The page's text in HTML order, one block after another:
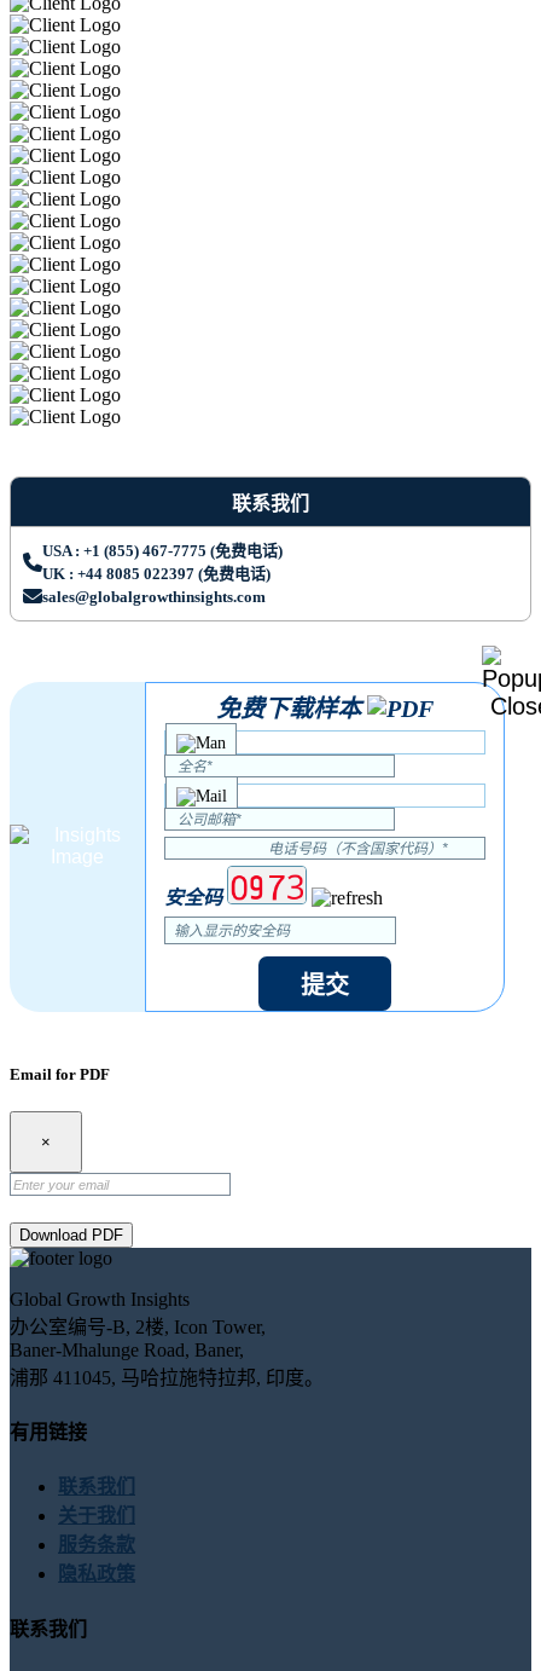
联系我们
USA : +1 (855) 467-7775 (免费电话)
UK : +44 8085 022397 (免费电话)
sales@globalgrowthinsights.com
免费下载样本
安全码
提交
Email for PDF
×
Download PDF
Global Growth Insights
办公室编号-B, 2楼, Icon Tower,
Baner-Mhalunge Road, Baner,
浦那 411045, 马哈拉施特拉邦, 印度。
有用链接
联系我们
关于我们
服务条款
隐私政策
联系我们